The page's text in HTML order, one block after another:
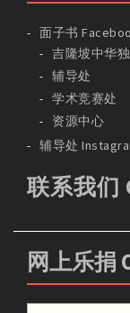
面子书
吉隆坡中华
辅导处
学术竞赛处
资源中心
辅导处
联系我们
网上乐捐